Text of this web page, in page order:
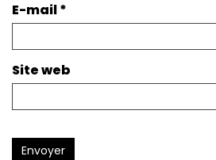
E-mail*
Site web
Envoyer